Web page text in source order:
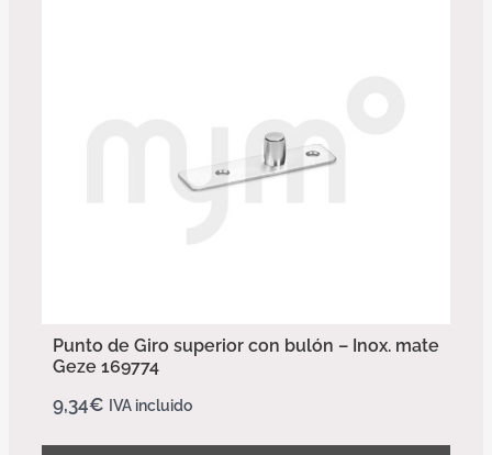
Punto de Giro superior con bulón – Inox. mate
Geze 169774
9,34€ IVA incluido